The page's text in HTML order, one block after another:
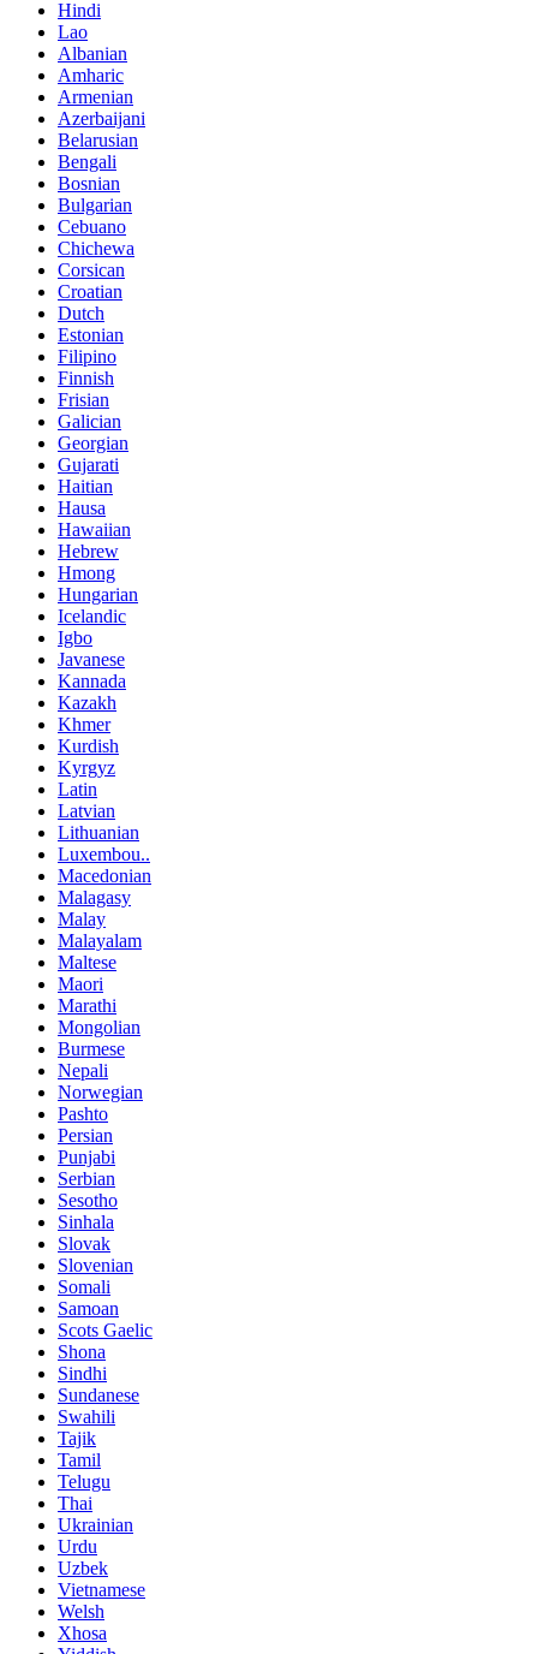
Hindi
Lao
Albanian
Amharic
Armenian
Azerbaijani
Belarusian
Bengali
Bosnian
Bulgarian
Cebuano
Chichewa
Corsican
Croatian
Dutch
Estonian
Filipino
Finnish
Frisian
Galician
Georgian
Gujarati
Haitian
Hausa
Hawaiian
Hebrew
Hmong
Hungarian
Icelandic
Igbo
Javanese
Kannada
Kazakh
Khmer
Kurdish
Kyrgyz
Latin
Latvian
Lithuanian
Luxembou..
Macedonian
Malagasy
Malay
Malayalam
Maltese
Maori
Marathi
Mongolian
Burmese
Nepali
Norwegian
Pashto
Persian
Punjabi
Serbian
Sesotho
Sinhala
Slovak
Slovenian
Somali
Samoan
Scots Gaelic
Shona
Sindhi
Sundanese
Swahili
Tajik
Tamil
Telugu
Thai
Ukrainian
Urdu
Uzbek
Vietnamese
Welsh
Xhosa